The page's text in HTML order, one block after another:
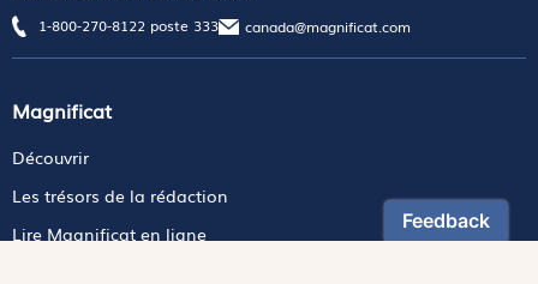
1-800-270-8122 poste 333 canada@magnificat.com
Magnificat
Découvrir
Les trésors de la rédaction
Lire Magnificat en ligne